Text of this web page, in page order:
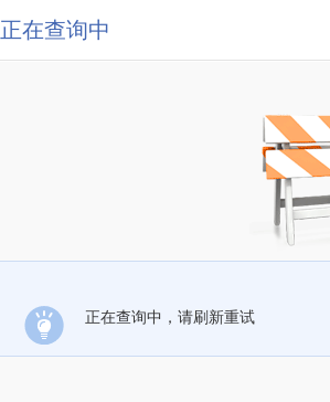
正在查询中
正在查询中，请刷新重试